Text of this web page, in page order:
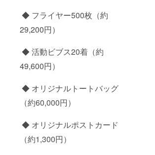
◆ フライヤー500枚（約
29,200円）
◆ 活動ビブス20着（約
49,600円）
◆ オリジナルトートバッグ
（約60,000円）
◆ オリジナルポストカード
（約1,300円）